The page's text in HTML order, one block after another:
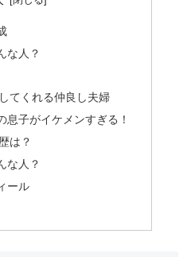
な人？
てくれる仲良し夫婦
息子がイケメンすぎる！
は？
な人？
ール